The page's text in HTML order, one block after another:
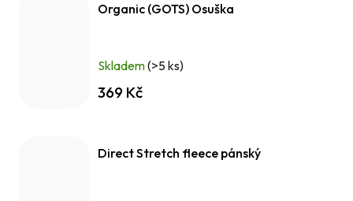
Organic (GOTS) Osuška
Skladem(>5 ks)
369 Kč
Direct Stretch fleece pánský